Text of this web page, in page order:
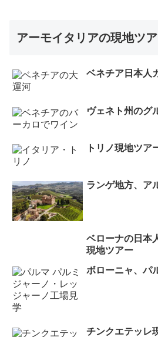
アーモイタリアの現地ツ
ベネチア日本人
ヴェネト州のグ
トリノ現地ツア
ランゲ地方、ア
ベローナの日本
現地ツアー
ボローニャ、パ
チンクエテッレ